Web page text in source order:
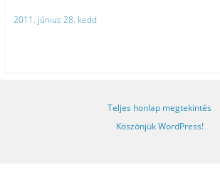
2011. június 28. kedd
Teljes honlap megtekintés
Köszönjük WordPress!